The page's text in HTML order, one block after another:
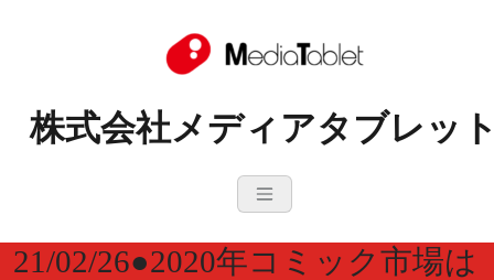
プ
株式会社メディアタブレッ
21/02/26●2020年コミック市場は